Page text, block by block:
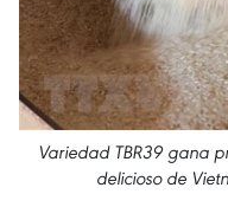
Variedad TBR39 gana
delicioso de